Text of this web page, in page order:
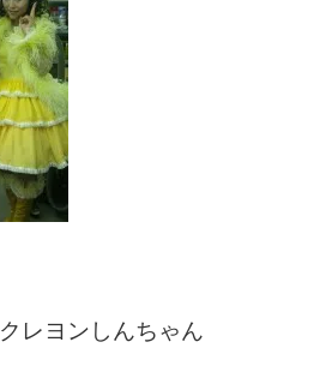
クレヨンしんちゃん